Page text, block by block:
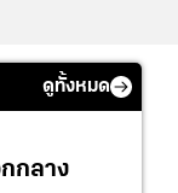
ดูทั้งหมด
กลาง